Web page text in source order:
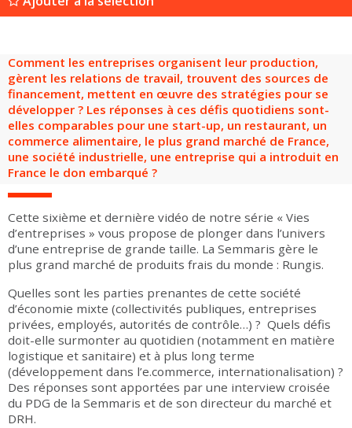
Comment les entreprises organisent leur production,
gèrent les relations de travail, trouvent des sources de
financement, mettent en œuvre des stratégies pour se
développer ? Les réponses à ces défis quotidiens sont-
elles comparables pour une start-up, un restaurant, un
commerce alimentaire, le plus grand marché de France,
une société industrielle, une entreprise qui a introduit en
France le don embarqué ?
Cette sixième et dernière vidéo de notre série « Vies
d’entreprises » vous propose de plonger dans l’univers
d’une entreprise de grande taille. La Semmaris gère le
plus grand marché de produits frais du monde : Rungis.
Quelles sont les parties prenantes de cette société
d’économie mixte (collectivités publiques, entreprises
privées, employés, autorités de contrôle…) ? Quels défis
doit-elle surmonter au quotidien (notamment en matière
logistique et sanitaire) et à plus long terme
(développement dans l’e.commerce, internationalisation) ?
Des réponses sont apportées par une interview croisée
du PDG de la Semmaris et de son directeur du marché et
DRH.